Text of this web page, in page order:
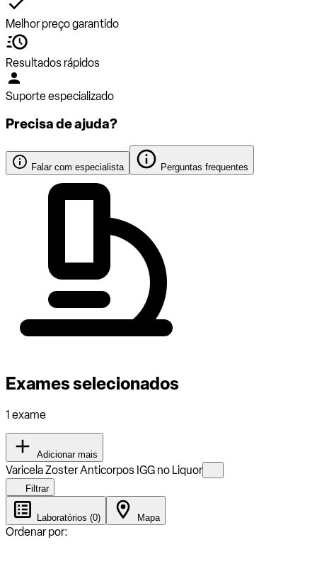
Melhor preço garantido
Resultados rápidos
Suporte especializado
Precisa de ajuda?
Falar com especialista Perguntas frequentes
Exames selecionados
1 exame
Adicionar mais
Varicela Zoster Anticorpos IGG no Liquor
Filtrar
Laboratórios (0) Mapa
Ordenar por: